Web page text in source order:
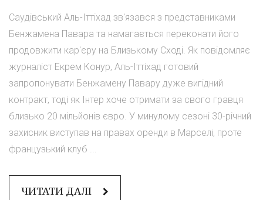
Саудівський Аль-Іттіхад зв'язався з представниками
Бенжамена Павара та намагається переконати його
продовжити кар'єру на Близькому Сході. Як повідомляє
журналіст Екрем Конур, Аль-Іттіхад готовий
запропонувати Бенжамену Павару дуже вигідний
контракт, тоді як Інтер хоче отримати за свого гравця
близько 20 мільйонів євро. У минулому сезоні 30-річний
захисник виступав на правах оренди в Марселі, проте
французький клуб ...
ЧИТАТИ ДАЛІ